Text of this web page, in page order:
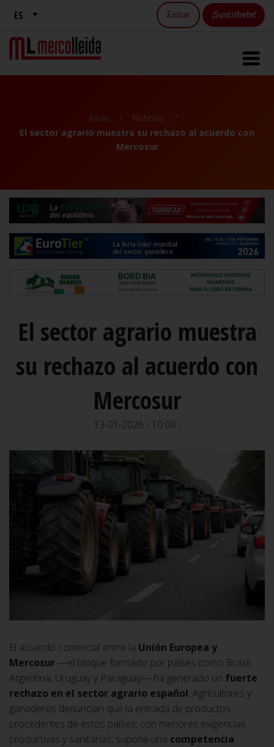
Entrar ¡Suscríbete!
Inicio
Noticias
El sector agrario muestra su rechazo al acuerdo con
Mercosur
El sector agrario muestra
su rechazo al acuerdo con
Mercosur
13-01-2026 - 10:00 -
El acuerdo comercial entre la Unión Europea y
Mercosur —el bloque formado por países como Brasil,
Argentina, Uruguay y Paraguay— ha generado un fuerte
rechazo en el sector agrario español. Agricultores y
ganaderos denuncian que la entrada de productos
procedentes de estos países, con menores exigencias
productivas y sanitarias, supone una competencia